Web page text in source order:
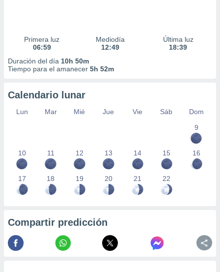
Primera luz
06:59
Mediodía
12:49
Última luz
18:39
Duración del día 10h 50m
Tiempo para el amanecer 5h 52m
Calendario lunar
Lun Mar Mié Jue Vie Sáb
Dom
9
10 11 12 13 14 15 16
17 18 19 20 21 22
Compartir predicción